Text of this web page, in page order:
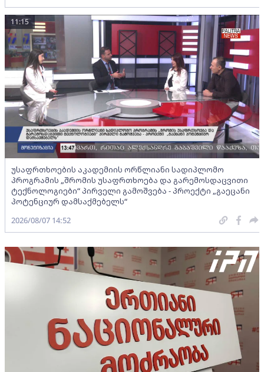
უსაფრთხოების აკადემიის ორწლიანი სადიპლომო
პროგრამის „შრომის უსაფრთხოება და გარემოსდაცვითი
ტექნოლოგიები“ პირველი გამოშვება - პროექტი „გაეცანი
პოტენციურ დამსაქმებელს“
11:15
2026/08/07 14:52